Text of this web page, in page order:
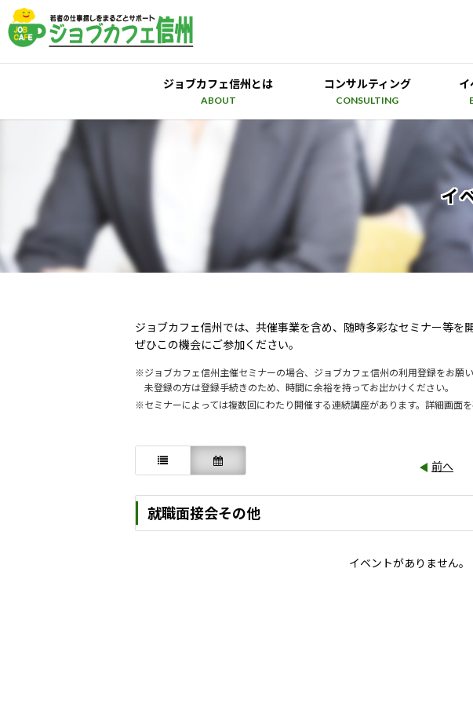
ジョブカフェ信州とは
ABOUT
コンサルティング
CONSULTING
イ
イ
ジョブカフェ信州では、共催事業を含め、随時多彩なセミナー等を
ぜひこの機会にご参加ください。
ジョブカフェ信州主催セミナーの場合、ジョブカフェ信州の利用登録をお願い
未登録の方は登録手続きのため、時間に余裕を持ってお出かけください。
セミナーによっては複数回にわたり開催する連続講座があります。詳細画面を
前へ
就職面接会その他
イベントがありません。